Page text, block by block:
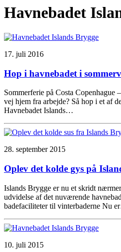
Havnebadet
17. juli 2016
Hop i havnebadet i
Sommerferie på Costa Copenhague
vej hjem fra arbejde? Så hop i et af
Havnebadet Islands…
28. september 2015
Oplev det kolde gys på
Islands Brygge er nu et skridt
udvidelse af det nuværende
badefaciliteter til vinterbaderne Nu
10. juli 2015